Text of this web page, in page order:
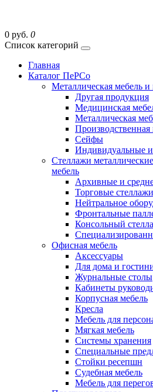
0 руб. 0
Список категорий
Главная
Каталог ПеРСо
Металлическая мебель
Другая продукция
Медицинская
Металлическая
Производственная
Сейфы
Индивидуальные
Стеллажи
мебель
Архивные и
Торговые
Нейтральное
Фронтальные
Консольный
Офисная мебель
Аксессуары
Для дома и
Журнальные столы
Кабинеты
Корпусная мебель
Кресла
Мебель для
Мягкая мебель
Системы хранения
Специальные
Стойки ресепшн
Судебная мебель
Мебель для